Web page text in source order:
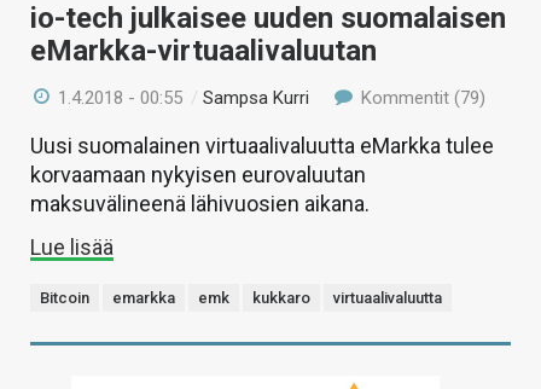
io-tech julkaisee uuden suomalaisen
eMarkka-virtuaalivaluutan
1.4.2018 - 00:55 /Sampsa Kurri Kommentit (79)
Uusi suomalainen virtuaalivaluutta eMarkka tulee
korvaamaan nykyisen eurovaluutan
maksuvälineenä lähivuosien aikana.
Lue lisää
Bitcoin emarkka emk kukkaro virtuaalivaluutta